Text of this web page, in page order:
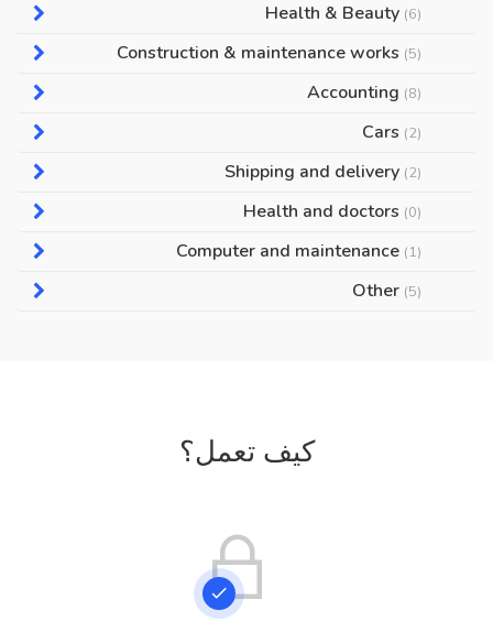
Health & Beauty (6)
Construction & maintenance works (5)
Accounting (8)
Cars (2)
Shipping and delivery (2)
Health and doctors (0)
Computer and maintenance (1)
Other (5)
كيف تعمل؟